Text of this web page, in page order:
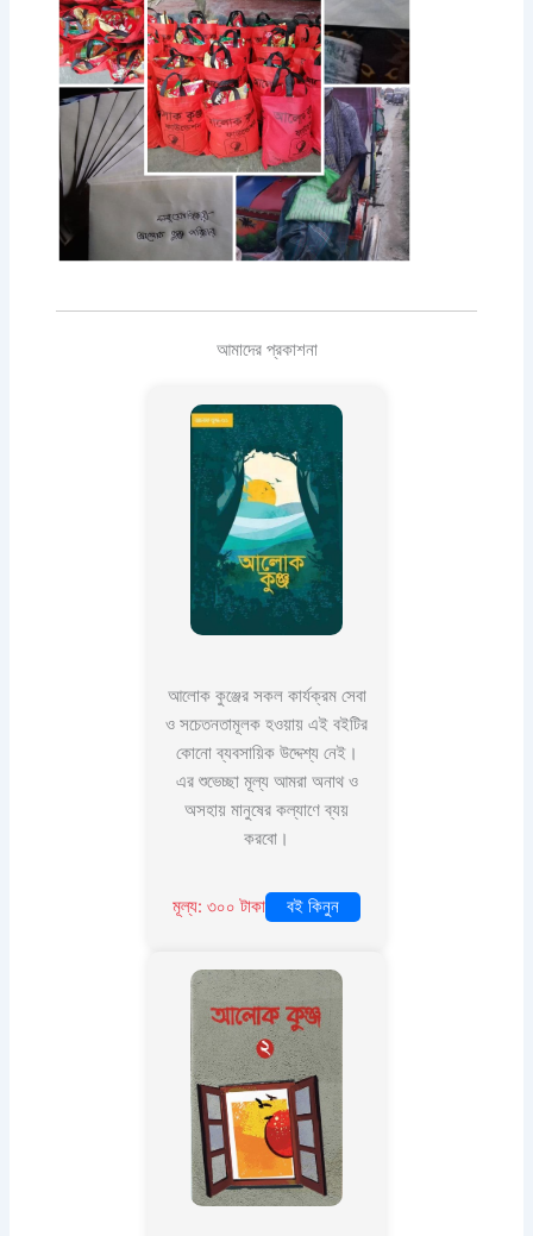
আমাদের প্রকাশনা
আলোক কুঞ্জের সকল কার্যক্রম সেবা
ও সচেতনতামূলক হওয়ায় এই বইটির
কোনো ব্যবসায়িক উদ্দেশ্য নেই।
এর শুভেচ্ছা মূল্য আমরা অনাথ ও
অসহায় মানুষের কল্যাণে ব্যয়
করবো।
মূল্য: ৩০০ টাকা বই কিনুন